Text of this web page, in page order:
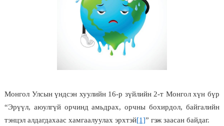
Монгол Улсын үндсэн хуулийн 16-р зүйлийн 2-т Монгол хүн бүр
“Эрүүл, аюулгүй орчинд амьдрах, орчны бохирдол, байгалийн
тэнцэл алдагдахаас хамгаалуулах эрхтэй[1]” гэж заасан байдаг.